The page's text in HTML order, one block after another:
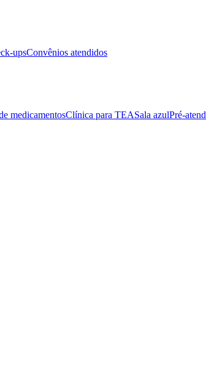
upsConvênios atendidos
medicamentosClínica para TEASala azulPré-